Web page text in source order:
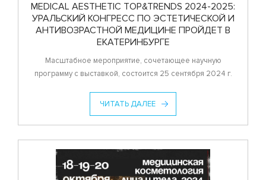
MEDICAL AESTHETIC TOP&TRENDS 2024-2025:
УРАЛЬСКИЙ КОНГРЕСС ПО ЭСТЕТИЧЕСКОЙ И
АНТИВОЗРАСТНОЙ МЕДИЦИНЕ ПРОЙДЕТ В
ЕКАТЕРИНБУРГЕ
Масштабное мероприятие, сочетающее научную
программу с выставкой, состоится 25 сентября 2024 г.
ЧИТАТЬ ДАЛЕЕ